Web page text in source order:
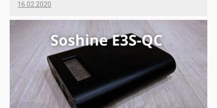
16.02.2020
Imatvey